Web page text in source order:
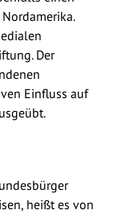
Der
Einfluss auf
heißt es von